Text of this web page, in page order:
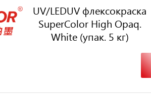
UV/LEDUV флексокраска
SuperColor High Opaq.
White (упак. 5 кг)